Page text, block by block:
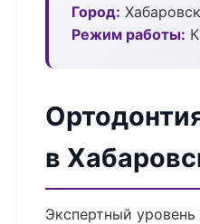
Город: Хабаровск
Режим работы:
в
Экспертный